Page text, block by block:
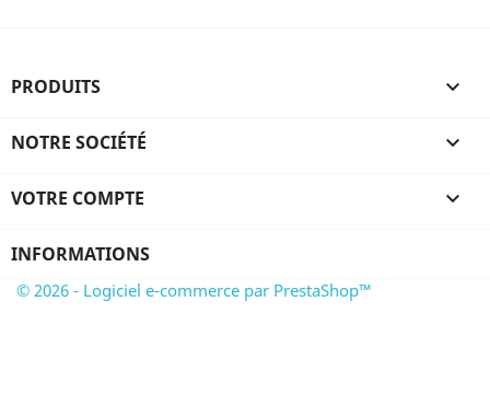
PRODUITS 
NOTRE SOCIÉTÉ 
VOTRE COMPTE 
INFORMATIONS
© 2026 - Logiciel e-commerce par PrestaShop™